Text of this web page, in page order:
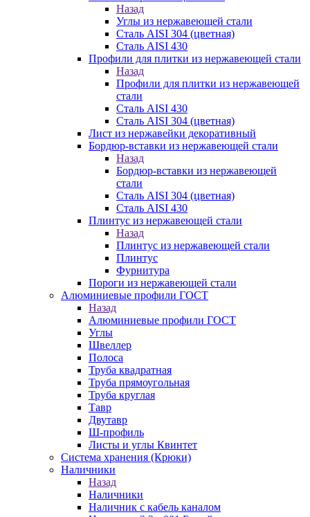
Назад
Углы из нержавеющей стали
Сталь AISI 304 (цветная)
Сталь AISI 430
Профили для плитки из нержавеющей стали
Назад
Профили для плитки из нержавеющей
стали
Сталь AISI 430
Сталь AISI 304 (цветная)
Лист из нержавейки декоративный
Бордюр-вставки из нержавеющей стали
Назад
Бордюр-вставки из нержавеющей
стали
Сталь AISI 304 (цветная)
Сталь AISI 430
Плинтус из нержавеющей стали
Назад
Плинтус из нержавеющей стали
Плинтус
Фурнитура
Пороги из нержавеющей стали
Алюминиевые профили ГОСТ
Назад
Алюминиевые профили ГОСТ
Углы
Швеллер
Полоса
Труба квадратная
Труба прямоугольная
Труба круглая
Тавр
Двутавр
Ш-профиль
Листы и углы Квинтет
Система хранения (Крюки)
Наличники
Назад
Наличники
Наличник с кабель каналом